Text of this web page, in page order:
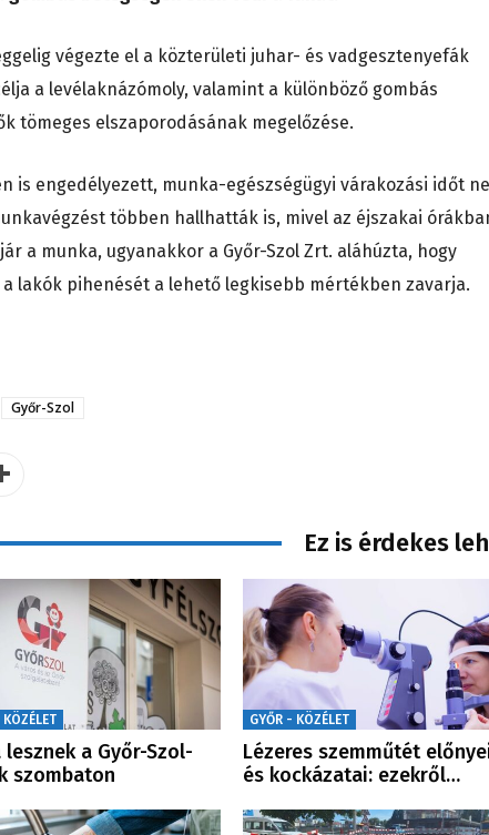
végezte el a közterületi juhar- és vadgesztenyefák
a levélaknázómoly, valamint a különböző gombás
tömeges elszaporodásának megelőzése.
is engedélyezett, munka-egészségügyi várakozási időt
többen hallhatták is, mivel az éjszakai
a munka, ugyanakkor a Győr-Szol Zrt. aláhúzta, hogy
lakók pihenését a lehető legkisebb mértékben zavarja.
Győr-Szol
Ez is érdekes
lesznek a Győr-Szol-
szombaton
GYŐR - KÖZÉLET
Lézeres szemműtét
és kockázatai: ezekről…